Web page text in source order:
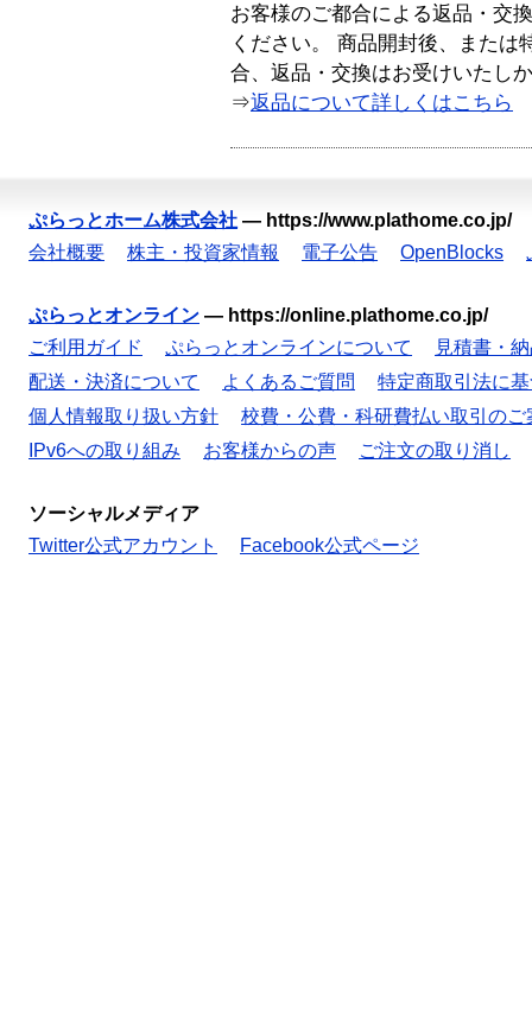
お客様のご都合による返品・交
ください。 商品開封後、または
合、返品・交換はお受けいたし
⇒返品について詳しくはこちら
ぷらっとホーム株式会社 — https://www.plathome.co.jp/
会社概要
株主・投資家情報 電子公告 OpenBlocks
ぷらっとオンライン — https://online.plathome.co.jp/
ご利用ガイド
ぷらっとオンラインについて
見積書・
配送・決済について
よくあるご質問
特定商取引法に
個人情報取り扱い方針
校費・公費・科研費払い取引のご
IPv6への取り組み
お客様からの声 ご注文の取り消し
ソーシャルメディア
Twitter公式アカウント
Facebook公式ページ